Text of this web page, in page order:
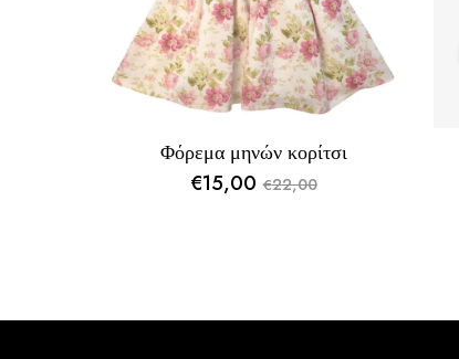
Φόρεμα μηνών κορίτσι
€22,00
Original
€15,00Η
€15,00.